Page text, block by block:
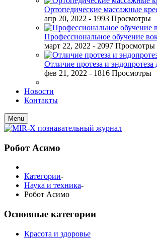
Ортопедические массажные
апр 20, 2022 - 1993 Просмотры
Профессиональное обучение
март 22, 2022 - 2097 Просмотры
Отличие протеза и эндопротеза
фев 21, 2022 - 1816 Просмотры
Новости
Контакты
Menu
Робот Асимо
Категории-
Наука и техника-
Робот Асимо
Основные категории
Красота и здоровье